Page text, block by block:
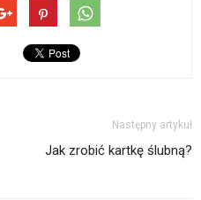
Następny artykuł
Jak zrobić kartkę ślubną?